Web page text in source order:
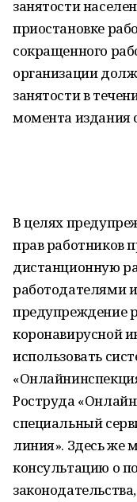
занятости
приостановке
сокращенного
организации
занятости в
момента издания
В целях
прав работников
дистанционную
работодателями
предупреждение
коронавирусной
использовать
Роструда
специальный
линия». Здесь же
консультацию о